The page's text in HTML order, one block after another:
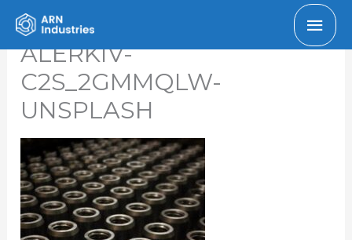
ALERKIV-
C2S_2GMMQLW-
UNSPLASH